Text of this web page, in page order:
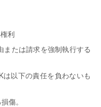
利
または請求を強制執行する
は以下の責任を負わないも
傷。